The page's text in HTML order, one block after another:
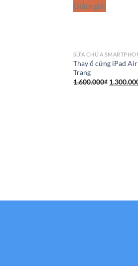
Giảm giá!
SỬA CHỮA
Thay ổ cứng iPad
Trang
1.600.000₫ Giá
gốc